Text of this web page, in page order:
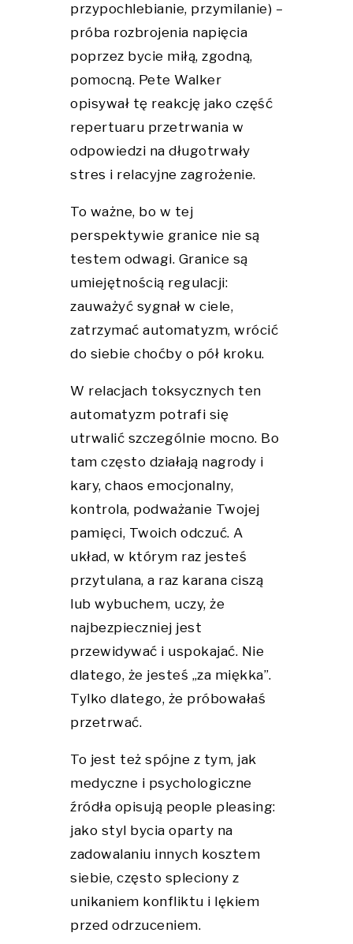
przypochlebianie, przymilanie) –
próba rozbrojenia napięcia
poprzez bycie miłą, zgodną,
pomocną. Pete Walker
opisywał tę reakcję jako część
repertuaru przetrwania w
odpowiedzi na długotrwały
stres i relacyjne zagrożenie.
To ważne, bo w tej
perspektywie granice nie są
testem odwagi. Granice są
umiejętnością regulacji:
zauważyć sygnał w ciele,
zatrzymać automatyzm, wrócić
do siebie choćby o pół kroku.
W relacjach toksycznych ten
automatyzm potrafi się
utrwalić szczególnie mocno. Bo
tam często działają nagrody i
kary, chaos emocjonalny,
kontrola, podważanie Twojej
pamięci, Twoich odczuć. A
układ, w którym raz jesteś
przytulana, a raz karana ciszą
lub wybuchem, uczy, że
najbezpieczniej jest
przewidywać i uspokajać. Nie
dlatego, że jesteś „za miękka”.
Tylko dlatego, że próbowałaś
przetrwać.
To jest też spójne z tym, jak
medyczne i psychologiczne
źródła opisują people pleasing:
jako styl bycia oparty na
zadowalaniu innych kosztem
siebie, często spleciony z
unikaniem konfliktu i lękiem
przed odrzuceniem.